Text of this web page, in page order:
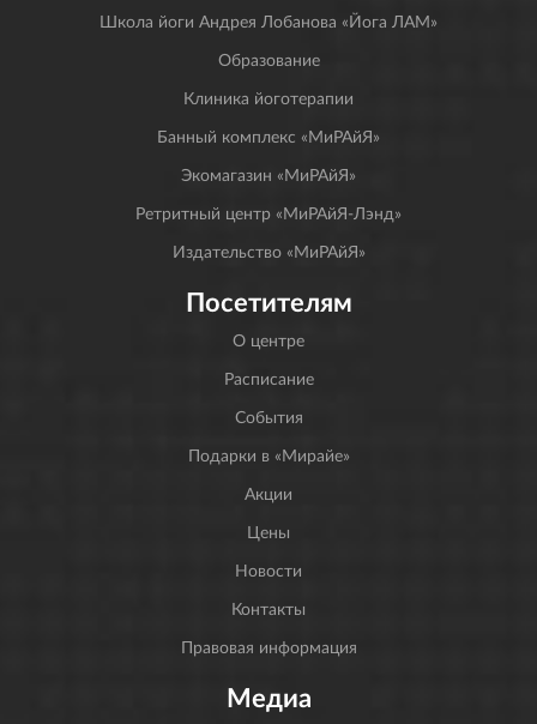
Школа йоги Андрея Лобанова «Йога ЛАМ»
Образование
Клиника йоготерапии
Банный комплекс «МиРАйЯ»
Экомагазин «МиРАйЯ»
Ретритный центр «МиРАйЯ-Лэнд»
Издательство «МиРАйЯ»
Посетителям
О центре
Расписание
События
Подарки в «Мирайе»
Акции
Цены
Новости
Контакты
Правовая информация
Медиа